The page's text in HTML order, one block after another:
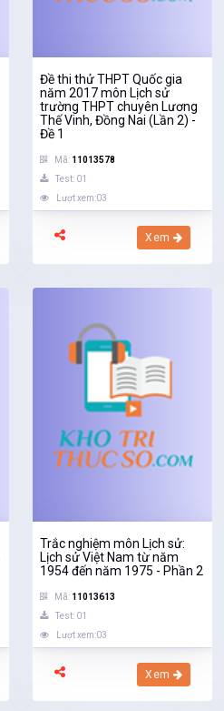
Đề thi thử THPT Quốc gia
năm 2017 môn Lịch sử
trường THPT chuyên Lương
Thế Vinh, Đồng Nai (Lần 2) -
Đề 1
Mã: 11013578
Test: 01
Lượt xem:03
Xem
Trắc nghiệm môn Lịch sử:
Lịch sử Việt Nam từ năm
1954 đến năm 1975 - Phần 2
Mã: 11013613
Test: 01
Lượt xem:03
Xem